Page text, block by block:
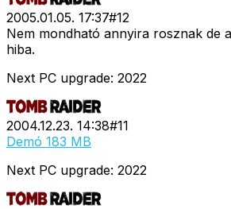
2005.01.05. 17:37#12
Nem mondható annyira rosznak de
hiba.
Next PC upgrade: 2022
2004.12.23. 14:38#11
Demó 183 MB
Next PC upgrade: 2022